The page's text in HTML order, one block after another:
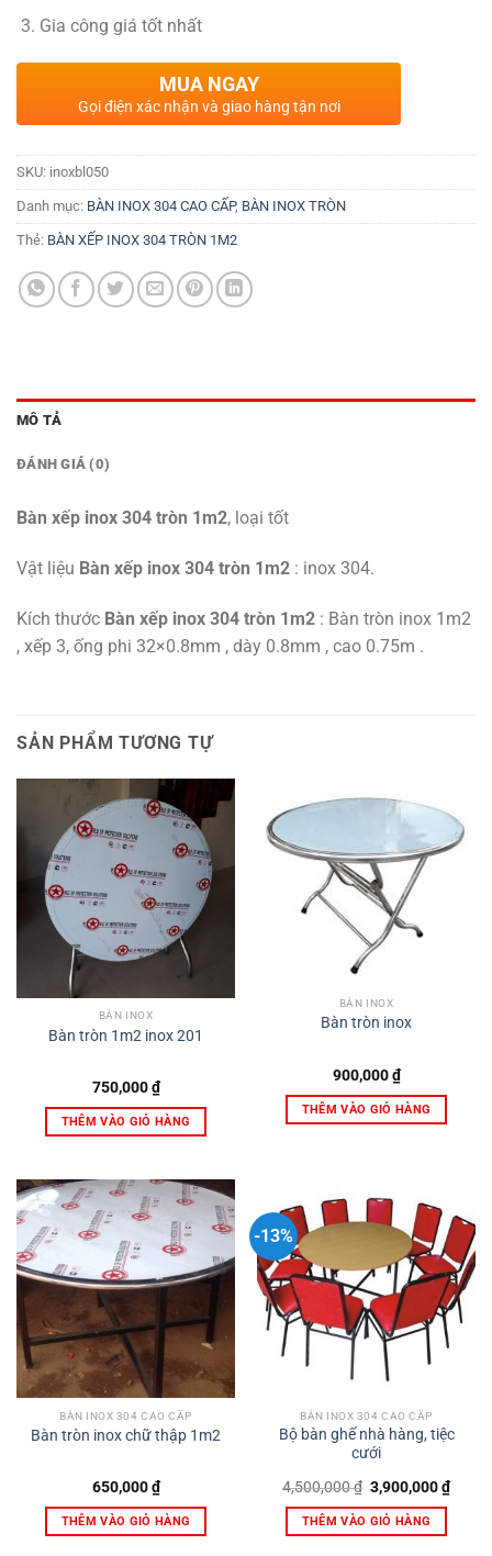
Gia công giá tốt nhất
MUA NGAY
Gọi điện xác nhận và giao hàng tận nơi
SKU: inoxbl050
Danh mục: BÀN INOX 304 CAO CẤP, BÀN INOX TRÒN
Thẻ: BÀN XẾP INOX 304 TRÒN 1M2
MÔ TẢ
ĐÁNH GIÁ (0)
Bàn xếp inox 304 tròn 1m2, loại tốt
Vật liệu Bàn xếp inox 304 tròn 1m2 : inox 304.
Kích thước Bàn xếp inox 304 tròn 1m2 : Bàn tròn inox 1m2
, xếp 3, ống phi 32×0.8mm , dày 0.8mm , cao 0.75m .
SẢN PHẨM TƯƠNG TỰ
BÀN INOX
Bàn tròn 1m2 inox 201
750,000₫
THÊM VÀO GIỎ HÀNG
BÀN INOX
Bàn tròn inox
900,000₫
THÊM VÀO GIỎ HÀNG
BÀN INOX 304 CAO CẤP
Bàn tròn inox chữ thập 1m2
650,000₫
THÊM VÀO GIỎ HÀNG
-13%
BÀN INOX 304 CAO CẤP
Bộ bàn ghế nhà hàng, tiệc
cưới
4,500,000₫ Giá
gốc
là:
4,500,000 ₫.
3,900,000₫Giá
hiện
THÊM VÀO GIỎ HÀNG